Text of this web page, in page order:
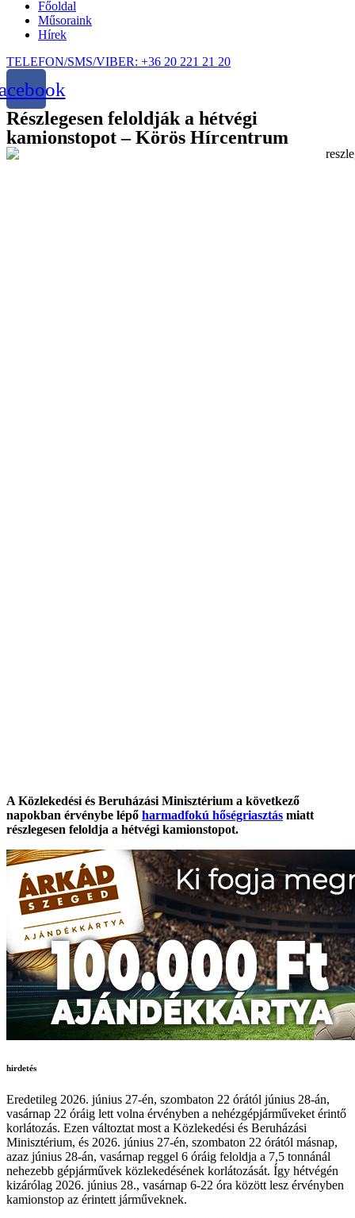
Főoldal
Műsoraink
Hírek
TELEFON/SMS/VIBER: +36 20 221 21 20
Részlegesen feloldják a hétvégi
kamionstopot – Körös Hírcentrum
A Közlekedési és Beruházási Minisztérium a következő
napokban érvénybe lépő harmadfokú hőségriasztás miatt
részlegesen feloldja a hétvégi kamionstopot.
hirdetés
Eredetileg 2026. június 27-én, szombaton 22 órától június 28-án,
vasárnap 22 óráig lett volna érvényben a nehézgépjárműveket érintő
korlátozás. Ezen változtat most a Közlekedési és Beruházási
Minisztérium, és 2026. június 27-én, szombaton 22 órától másnap,
azaz június 28-án, vasárnap reggel 6 óráig feloldja a 7,5 tonnánál
nehezebb gépjárművek közlekedésének korlátozását. Így hétvégén
kizárólag 2026. június 28., vasárnap 6-22 óra között lesz érvényben
kamionstop az érintett járműveknek.